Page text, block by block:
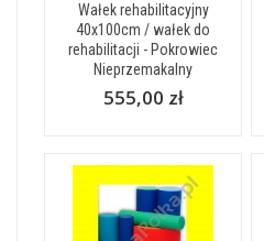
Wałek rehabilitacyjny
40x100cm / wałek do
rehabilitacji - Pokrowiec
Nieprzemakalny
555,00 zł